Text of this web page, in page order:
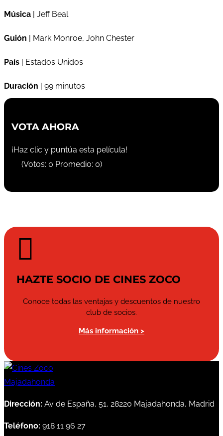
Música | Jeff Beal
Guión | Mark Monroe, John Chester
País | Estados Unidos
Duración | 99 minutos
VOTA AHORA
¡Haz clic y puntúa esta película!
(Votos: 0 Promedio: 0)

HAZTE SOCIO DE CINES ZOCO
Conoce todas las ventajas y descuentos de nuestro
club de socios.
Más información >
Dirección: Av de España, 51, 28220 Majadahonda, Madrid
Teléfono: 918 11 96 27